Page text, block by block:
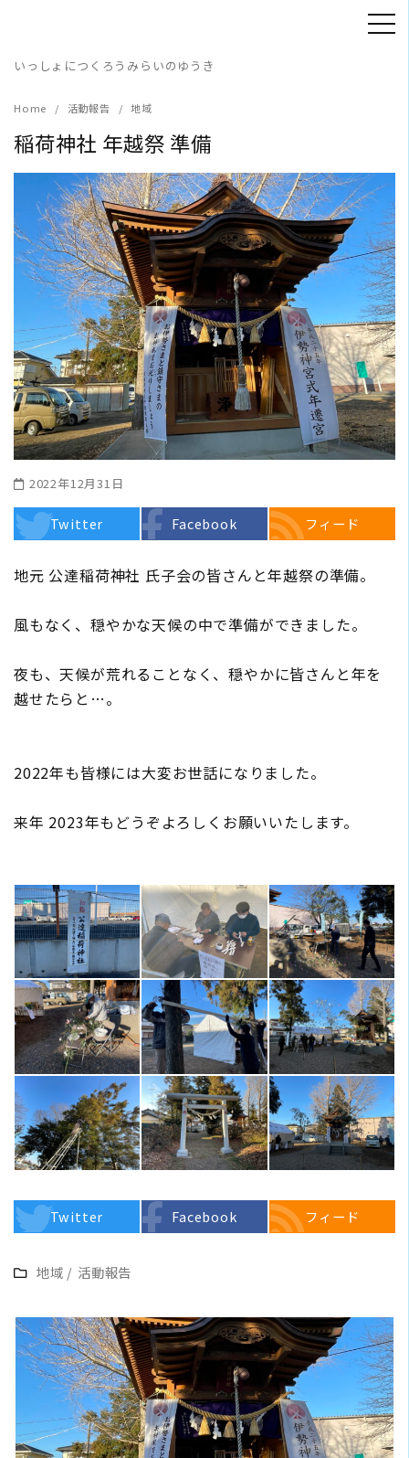
content
いっしょにつくろうみらいのゆうき
Home 活動報告 地域
稲荷神社 年越祭 準備
2022年12月31日
Twitter Facebook フィード
地元 公達稲荷神社 氏子会の皆さんと年越祭の準備。
風もなく、穏やかな天候の中で準備ができました。
夜も、天候が荒れることなく、穏やかに皆さんと年を
越せたらと…。
2022年も皆様には大変お世話になりました。
来年 2023年もどうぞよろしくお願いいたします。
Twitter Facebook フィード
地域 / 活動報告